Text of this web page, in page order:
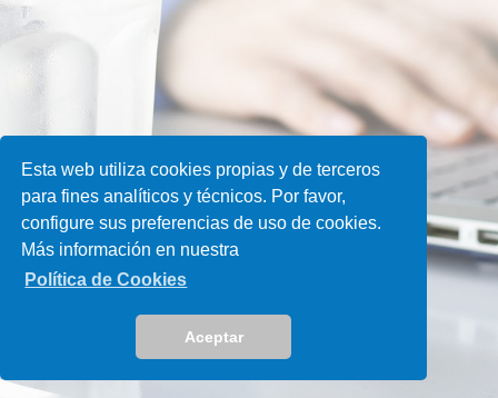
Esta web utiliza cookies propias y de terceros
para fines analíticos y técnicos. Por favor,
configure sus preferencias de uso de cookies.
Más información en nuestra
Política de Cookies
Aceptar
Conectados